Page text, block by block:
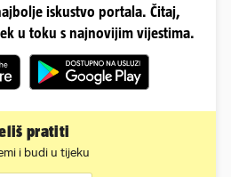
iskustvo portala. Čitaj,
u toku s najnovijim vijestima.
pratiti
i budi u tijeku